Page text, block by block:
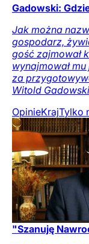
Gadowski:
Jak można
gospodarz,
gość zajmował
wynajmował mu
za
Witold
OpinieKrajTylko
"Szanuję